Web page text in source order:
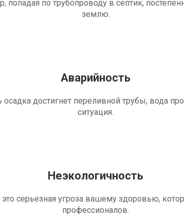
по трубопроводу в септик,
землю.
Аварийность
достигнет переливной трубы, вода
ситуация.
Неэкологичность
серьезная угроза вашему здоровью,
профессионалов.